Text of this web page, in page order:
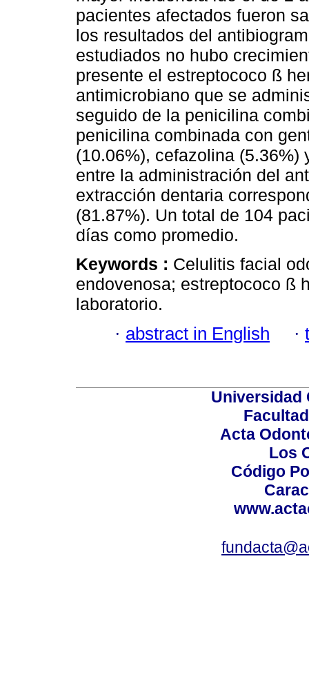
pacientes afectados fueron
los resultados del
estudiados no hubo
presente el estreptococo ß
antimicrobiano que se
seguido de la penicilina
penicilina combinada con
(10.06%), cefazolina
entre la administración del
extracción dentaria
(81.87%). Un total de 104
días como promedio.
Keywords : Celulitis facial
endovenosa; estreptococo ß
laboratorio.
· abstract in English ·
Universidad
Acta
Los
Código